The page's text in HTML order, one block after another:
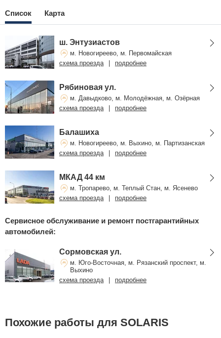
Список Карта
ш. Энтузиастов
м. Новогиреево, м. Первомайская
схема проезда
подробнее
Рябиновая ул.
м. Давыдково, м. Молодёжная, м. Озёрная
схема проезда
подробнее
Балашиха
м. Новогиреево, м. Выхино, м. Партизанская
схема проезда
подробнее
МКАД 44 км
м. Тропарево, м. Теплый Стан, м. Ясенево
схема проезда
подробнее
Сервисное обслуживание и ремонт постгарантийных
автомобилей:
Сормовская ул.
м. Юго-Восточная, м. Рязанский проспект, м.
Выхино
схема проезда
подробнее
Похожие работы для SOLARIS